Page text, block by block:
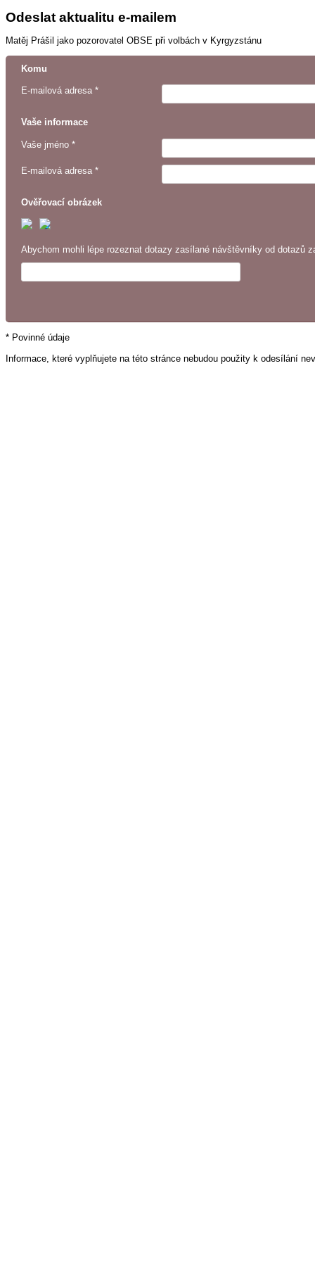
Odeslat aktualitu e-mailem
Matěj Prášil jako pozorovatel OBSE při volbách v Kyrgyzstánu
Komu
E-mailová adresa *
Vaše informace
Vaše jméno *
E-mailová adresa *
Ověřovací obrázek
Abychom mohli lépe rozeznat dotazy zasílané návštěvníky od dotazů
* Povinné údaje
Informace, které vyplňujete na této stránce nebudou použity k odesílání